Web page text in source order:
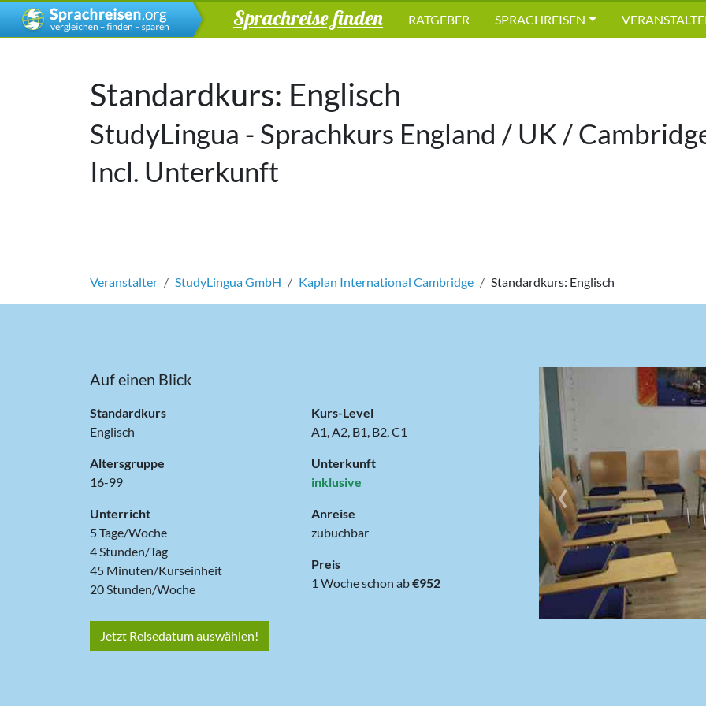
Sprachreise finden RATGEBER SPRACHREISEN
Standardkurs: Englisch
StudyLingua - Sprachkurs England / UK /
Incl. Unterkunft
Veranstalter StudyLingua GmbH Kaplan International Cambridge Standardkurs: Englisch
‹
Auf einen Blick
Standardkurs
Englisch
Altersgruppe
16-99
Unterricht
5 Tage/Woche
4 Stunden/Tag
45 Minuten/Kurseinheit
20 Stunden/Woche
Kurs-Level
A1, A2, B1, B2, C1
Unterkunft
inklusive
Anreise
zubuchbar
Preis
1 Woche schon ab€952
Jetzt Reisedatum auswählen!